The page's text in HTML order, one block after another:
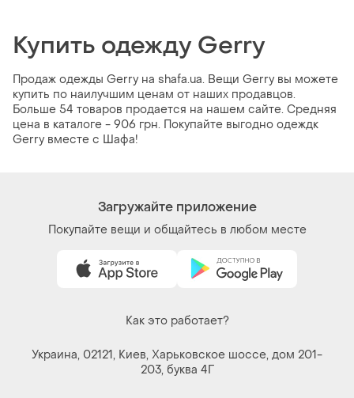
Купить одежду Gerry
Продаж одежды Gerry на shafa.ua. Вещи Gerry вы можете
купить по наилучшим ценам от наших продавцов.
Больше 54 товаров продается на нашем сайте. Средняя
цена в каталоге - 906 грн. Покупайте выгодно одеждк
Gerry вместе с Шафа!
Загружайте приложение
Покупайте вещи и общайтесь в любом месте
Как это работает?
Украина, 02121, Киев, Харьковское шоссе, дом 201-
203, буква 4Г